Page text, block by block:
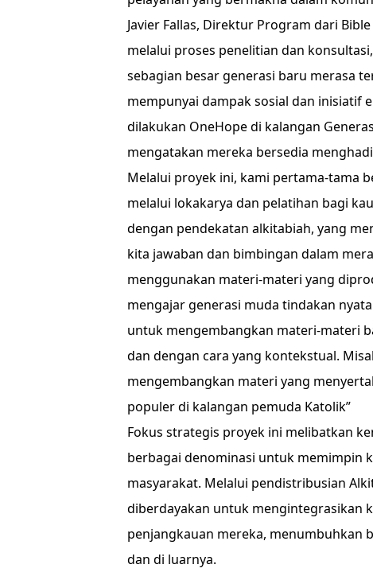
Javier Fallas, Direktur Program dari
melalui proses penelitian dan
sebagian besar generasi baru merasa
mempunyai dampak sosial dan inisiatif
dilakukan OneHope di kalangan
mengatakan mereka bersedia
Melalui proyek ini, kami pertama-tama
melalui lokakarya dan pelatihan bagi
dengan pendekatan alkitabiah, yang
kita jawaban dan bimbingan dalam
menggunakan materi-materi yang
mengajar generasi muda tindakan
untuk mengembangkan materi-materi
dan dengan cara yang kontekstual.
mengembangkan materi yang
populer di kalangan pemuda Katolik”
Fokus strategis proyek ini melibatkan
berbagai denominasi untuk memimpin
masyarakat. Melalui pendistribusian
diberdayakan untuk mengintegrasikan
penjangkauan mereka, menumbuhkan
dan di luarnya.